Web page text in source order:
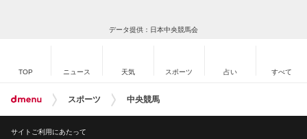
データ提供：日本中央競馬会
TOP ニュース 天気 スポーツ 占い すべて
スポーツ 中央競馬
サイトご利用にあたって